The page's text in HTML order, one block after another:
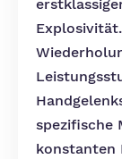
spezifische
konstanten